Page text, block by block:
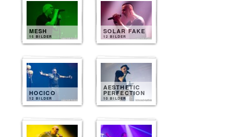
MESH
15 BILDER
SOLAR FAKE
12 BILDER
HOCICO
12 BILDER
AESTHETIC
PERFECTION
10 BILDER